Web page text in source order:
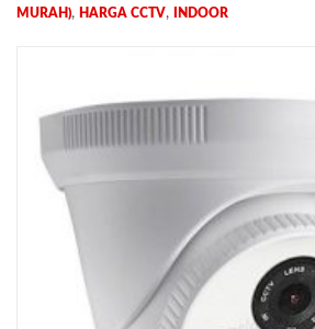
MURAH), HARGA CCTV, INDOOR